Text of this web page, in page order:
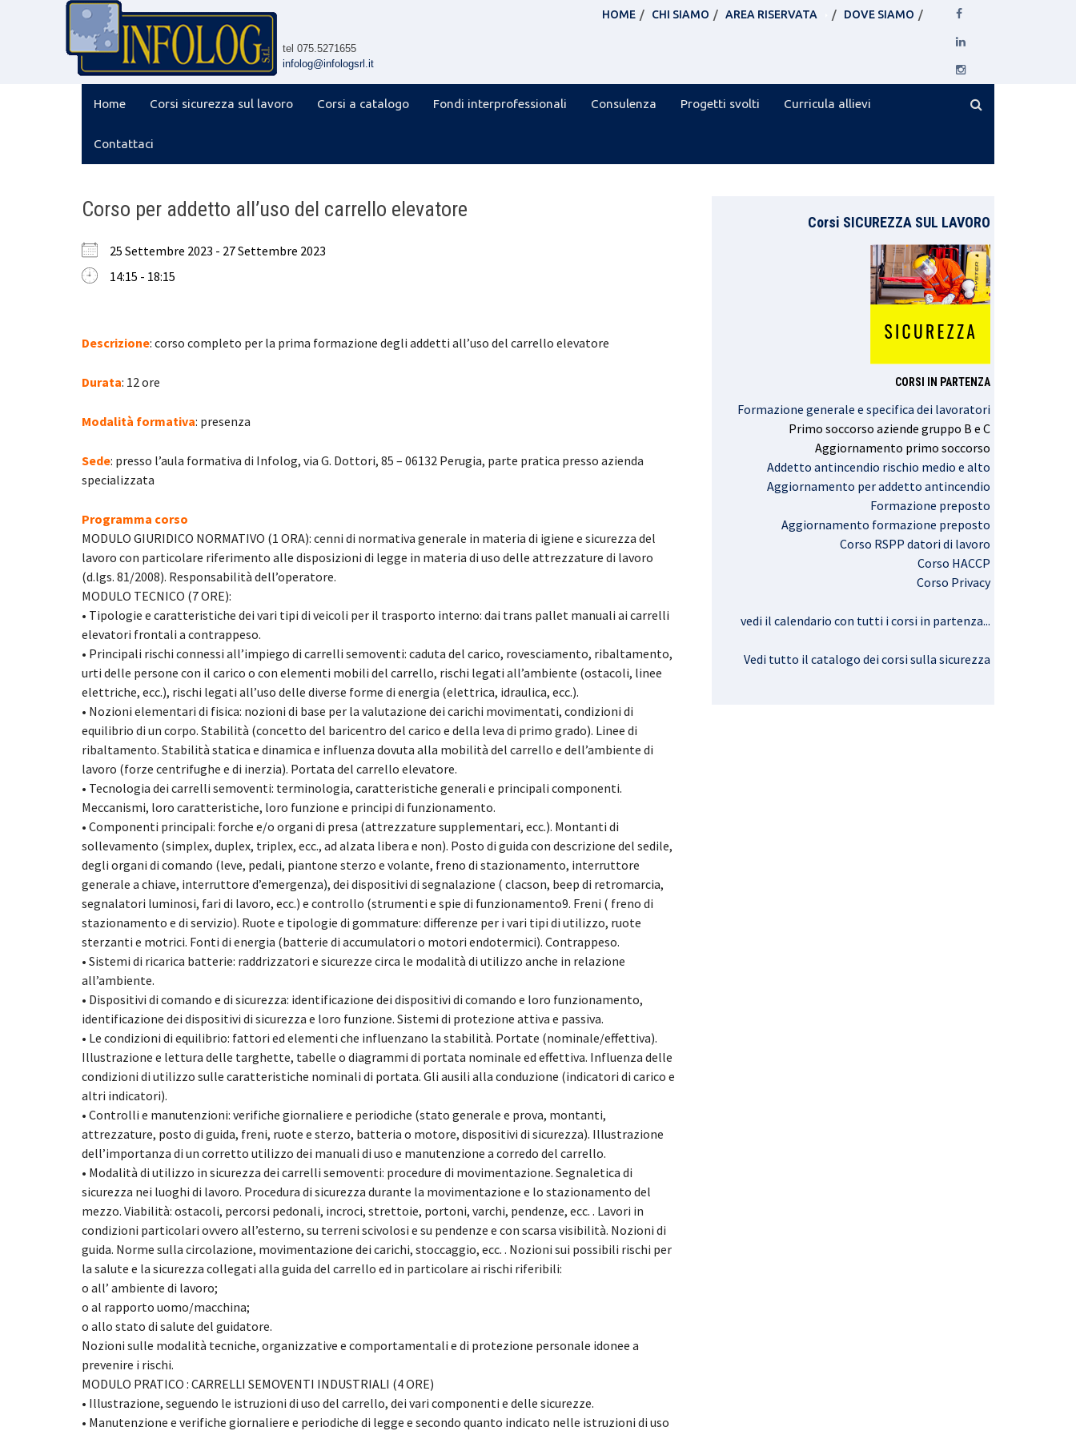
tel 075.5271655
infolog@infologsrl.it
HOME CHI SIAMO AREA RISERVATA DOVE SIAMO
Home Corsi sicurezza sul lavoro Corsi a catalogo Fondi interprofessionali Consulenza Progetti svolti Curricula allievi
Contattaci
Corso per addetto all’uso del carrello elevatore
25 Settembre 2023 - 27 Settembre 2023
14:15 - 18:15
Descrizione: corso completo per la prima formazione degli addetti all’uso del carrello elevatore
Durata: 12 ore
Modalità formativa: presenza
Sede: presso l’aula formativa di Infolog, via G. Dottori, 85 – 06132 Perugia, parte pratica presso azienda
specializzata
Programma corso
MODULO GIURIDICO NORMATIVO (1 ORA): cenni di normativa generale in materia di igiene e sicurezza del
lavoro con particolare riferimento alle disposizioni di legge in materia di uso delle attrezzature di lavoro
(d.lgs. 81/2008). Responsabilità dell’operatore.
MODULO TECNICO (7 ORE):
• Tipologie e caratteristiche dei vari tipi di veicoli per il trasporto interno: dai trans pallet manuali ai carrelli
elevatori frontali a contrappeso.
• Principali rischi connessi all’impiego di carrelli semoventi: caduta del carico, rovesciamento, ribaltamento,
urti delle persone con il carico o con elementi mobili del carrello, rischi legati all’ambiente (ostacoli, linee
elettriche, ecc.), rischi legati all’uso delle diverse forme di energia (elettrica, idraulica, ecc.).
• Nozioni elementari di fisica: nozioni di base per la valutazione dei carichi movimentati, condizioni di
equilibrio di un corpo. Stabilità (concetto del baricentro del carico e della leva di primo grado). Linee di
ribaltamento. Stabilità statica e dinamica e influenza dovuta alla mobilità del carrello e dell’ambiente di
lavoro (forze centrifughe e di inerzia). Portata del carrello elevatore.
• Tecnologia dei carrelli semoventi: terminologia, caratteristiche generali e principali componenti.
Meccanismi, loro caratteristiche, loro funzione e principi di funzionamento.
• Componenti principali: forche e/o organi di presa (attrezzature supplementari, ecc.). Montanti di
sollevamento (simplex, duplex, triplex, ecc., ad alzata libera e non). Posto di guida con descrizione del sedile,
degli organi di comando (leve, pedali, piantone sterzo e volante, freno di stazionamento, interruttore
generale a chiave, interruttore d’emergenza), dei dispositivi di segnalazione ( clacson, beep di retromarcia,
segnalatori luminosi, fari di lavoro, ecc.) e controllo (strumenti e spie di funzionamento9. Freni ( freno di
stazionamento e di servizio). Ruote e tipologie di gommature: differenze per i vari tipi di utilizzo, ruote
sterzanti e motrici. Fonti di energia (batterie di accumulatori o motori endotermici). Contrappeso.
• Sistemi di ricarica batterie: raddrizzatori e sicurezze circa le modalità di utilizzo anche in relazione
all’ambiente.
• Dispositivi di comando e di sicurezza: identificazione dei dispositivi di comando e loro funzionamento,
identificazione dei dispositivi di sicurezza e loro funzione. Sistemi di protezione attiva e passiva.
• Le condizioni di equilibrio: fattori ed elementi che influenzano la stabilità. Portate (nominale/effettiva).
Illustrazione e lettura delle targhette, tabelle o diagrammi di portata nominale ed effettiva. Influenza delle
condizioni di utilizzo sulle caratteristiche nominali di portata. Gli ausili alla conduzione (indicatori di carico e
altri indicatori).
• Controlli e manutenzioni: verifiche giornaliere e periodiche (stato generale e prova, montanti,
attrezzature, posto di guida, freni, ruote e sterzo, batteria o motore, dispositivi di sicurezza). Illustrazione
dell’importanza di un corretto utilizzo dei manuali di uso e manutenzione a corredo del carrello.
• Modalità di utilizzo in sicurezza dei carrelli semoventi: procedure di movimentazione. Segnaletica di
sicurezza nei luoghi di lavoro. Procedura di sicurezza durante la movimentazione e lo stazionamento del
mezzo. Viabilità: ostacoli, percorsi pedonali, incroci, strettoie, portoni, varchi, pendenze, ecc. . Lavori in
condizioni particolari ovvero all’esterno, su terreni scivolosi e su pendenze e con scarsa visibilità. Nozioni di
guida. Norme sulla circolazione, movimentazione dei carichi, stoccaggio, ecc. . Nozioni sui possibili rischi per
la salute e la sicurezza collegati alla guida del carrello ed in particolare ai rischi riferibili:
o all’ ambiente di lavoro;
o al rapporto uomo/macchina;
o allo stato di salute del guidatore.
Nozioni sulle modalità tecniche, organizzative e comportamentali e di protezione personale idonee a
prevenire i rischi.
MODULO PRATICO : CARRELLI SEMOVENTI INDUSTRIALI (4 ORE)
• Illustrazione, seguendo le istruzioni di uso del carrello, dei vari componenti e delle sicurezze.
• Manutenzione e verifiche giornaliere e periodiche di legge e secondo quanto indicato nelle istruzioni di uso
Corsi SICUREZZA SUL LAVORO
CORSI IN PARTENZA
Formazione generale e specifica dei lavoratori
Primo soccorso aziende gruppo B e C
Aggiornamento primo soccorso
Addetto antincendio rischio medio e alto
Aggiornamento per addetto antincendio
Formazione preposto
Aggiornamento formazione preposto
Corso RSPP datori di lavoro
Corso HACCP
Corso Privacy
vedi il calendario con tutti i corsi in partenza...
Vedi tutto il catalogo dei corsi sulla sicurezza